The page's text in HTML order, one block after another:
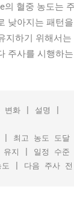
의 혈중 농도는
낮아지는 패턴
지하기 위해서
주사를 시행하
변화 | 설명 |
최고 농도 도달
지 | 일정 수준